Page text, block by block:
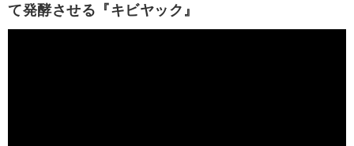
て発酵させる『キビヤック』